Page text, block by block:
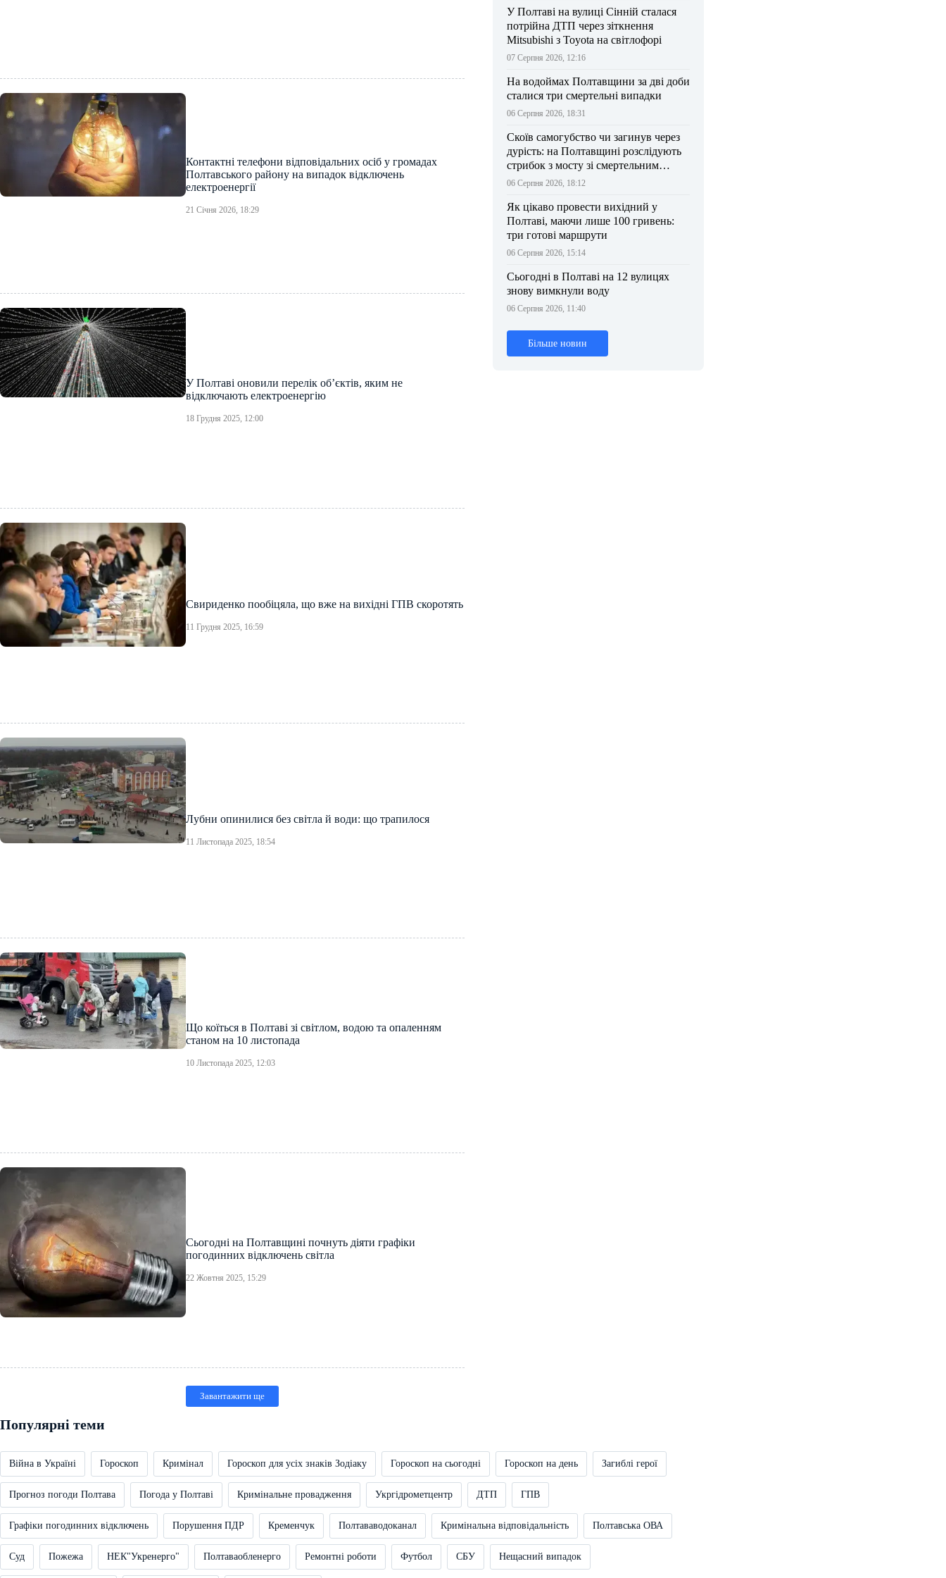
Контактні телефони відповідальних осіб у громадах
Полтавського району на випадок відключень
електроенергії
21 Січня 2026, 18:29
У Полтаві оновили перелік об’єктів, яким не
відключають електроенергію
18 Грудня 2025, 12:00
Свириденко пообіцяла, що вже на вихідні ГПВ скоротять
11 Грудня 2025, 16:59
Лубни опинилися без світла й води: що трапилося
11 Листопада 2025, 18:54
Що коїться в Полтаві зі світлом, водою та опаленням
станом на 10 листопада
10 Листопада 2025, 12:03
Сьогодні на Полтавщині почнуть діяти графіки
погодинних відключень світла
22 Жовтня 2025, 15:29
Завантажити ще
У Полтаві на вулиці Сінній сталася
потрійна ДТП через зіткнення
Mitsubishi з Toyota на світлофорі
07 Серпня 2026, 12:16
На водоймах Полтавщини за дві доби
сталися три смертельні випадки
06 Серпня 2026, 18:31
Скоїв самогубство чи загинув через
дурість: на Полтавщині розслідують
стрибок з мосту зі смертельним
результатом
06 Серпня 2026, 18:12
Як цікаво провести вихідний у
Полтаві, маючи лише 100 гривень:
три готові маршрути
06 Серпня 2026, 15:14
Сьогодні в Полтаві на 12 вулицях
знову вимкнули воду
06 Серпня 2026, 11:40
Більше новин
Популярні теми
Війна в Україні Гороскоп Кримінал Гороскоп для усіх знаків Зодіаку Гороскоп на сьогодні Гороскоп на день Загиблі герої
Прогноз погоди Полтава Погода у Полтаві Кримінальне провадження Укргідрометцентр ДТП ГПВ
Графіки погодинних відключень Порушення ПДР Кременчук Полтававодоканал Кримінальна відповідальність Полтавська ОВА
Суд Пожежа НЕК"Укренерго" Полтаваобленерго Ремонтні роботи Футбол СБУ Нещасний випадок